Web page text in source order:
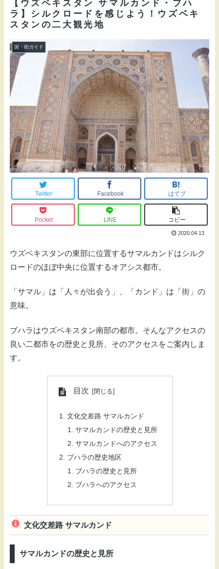
【ウズベキスタン サマルカンド・ブハ
ラ】シルクロードを感じよう！ウズベキ
スタンの二大観光地
国・街ガイド
Twitter Facebook はてブ
Pocket LINE コピー
2020.04.13
ウズベキスタンの東部に位置するサマルカンドはシルク
ロードのほぼ中央に位置するオアシス都市。
「サマル」は「人々が出会う」、「カンド」は「街」の
意味。
ブハラはウズベキスタン南部の都市。そんなアクセスの
良い二都市をの歴史と見所、そのアクセスをご案内しま
す。
目次
文化交差路 サマルカンド
サマルカンドの歴史と見所
サマルカンドへのアクセス
ブハラの歴史地区
ブハラの歴史と見所
ブハラへのアクセス
文化交差路 サマルカンド
サマルカンドの歴史と見所